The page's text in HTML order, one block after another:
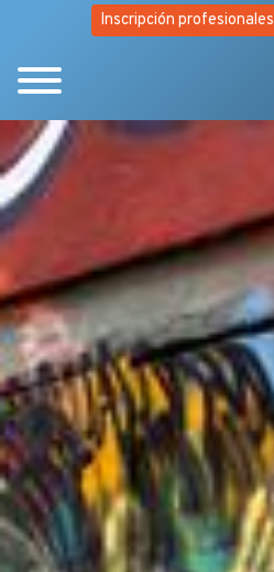
Inscripción profesionales